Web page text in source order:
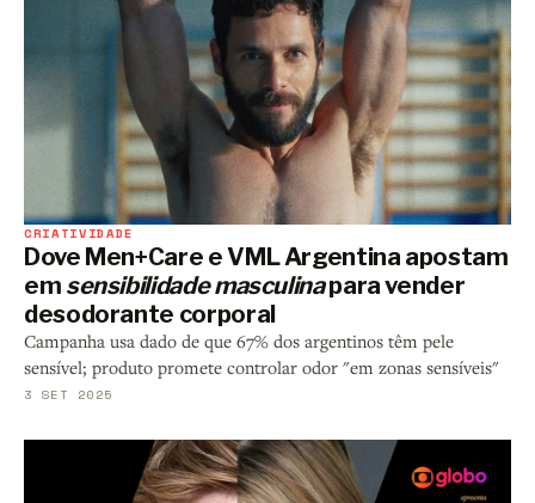
CRIATIVIDADE
Dove Men+Care e VML Argentina apostam
em sensibilidade masculinapara vender
desodorante corporal
Campanha usa dado de que 67% dos argentinos têm pele
sensível; produto promete controlar odor "em zonas sensíveis"
3 SET 2025